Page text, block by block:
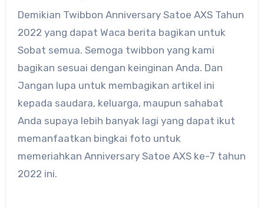
Demikian Twibbon Anniversary Satoe AXS Tahun
2022 yang dapat Waca berita bagikan untuk
Sobat semua. Semoga twibbon yang kami
bagikan sesuai dengan keinginan Anda. Dan
Jangan lupa untuk membagikan artikel ini
kepada saudara, keluarga, maupun sahabat
Anda supaya lebih banyak lagi yang dapat ikut
memanfaatkan bingkai foto untuk
memeriahkan Anniversary Satoe AXS ke-7 tahun
2022 ini.